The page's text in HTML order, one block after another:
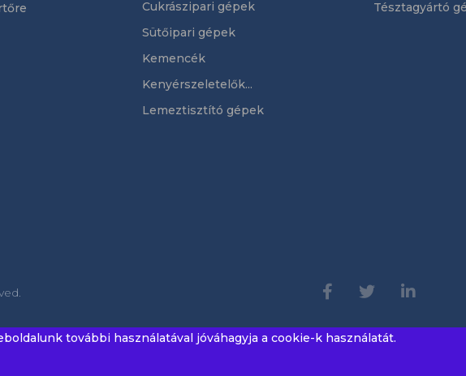
Cukrászipari gépek
Sütőipari gépek
Kemencék
Kenyérszeletelők...
Lemeztisztító gépek
Tésztagyártó
további használatával jóváhagyja a cookie-k használatát.